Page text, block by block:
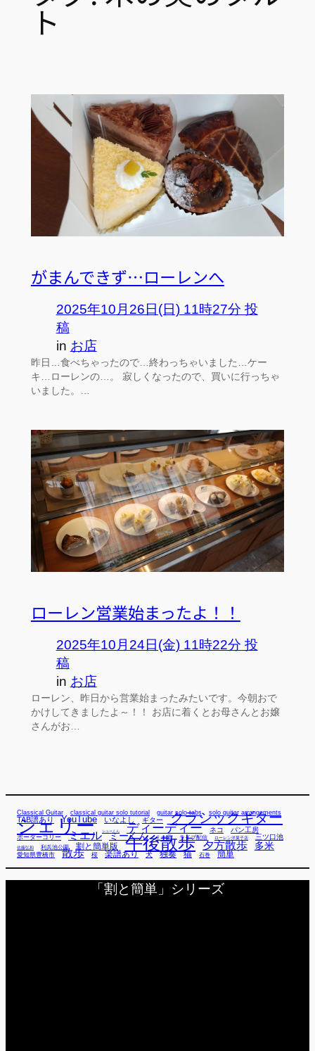
ト
がまんできず…ローレンへ
2025年10月26日(日) 11時27分 投
稿
in お店
昨日…食べちゃったので…終わっちゃいました…ケー
キ…ローレンの…。 寂しくなったので、買いに行っちゃ
いました。…
ローレン営業始まったよ！！
2025年10月24日(金) 11時22分 投
稿
in お店
ローレン、昨日から営業始まったみたいです。今朝おで
かけしてきましたよ～！！ お店に着くとお母さんとお嬢
さんがお…
Classical Guitar classical guitar solo tutorial guitar solo tabs solo guitar arrangements
TAB譜あり YouTube いなよし ギター クラシックギター
シェリー シューくん ディーディー ネコ パン工房
ボーダーコリー ミエル ミーくん ミー君 ライブ配信 ローレン洋菓子店 三ツ口池
佐藤弘和 利兵池公園 割と簡単版 午後散歩 夕方散歩 多米
愛知県豊橋市 散歩 桜 楽譜あり 犬 独奏 猫 石巻 簡単
「割と簡単」シリーズ